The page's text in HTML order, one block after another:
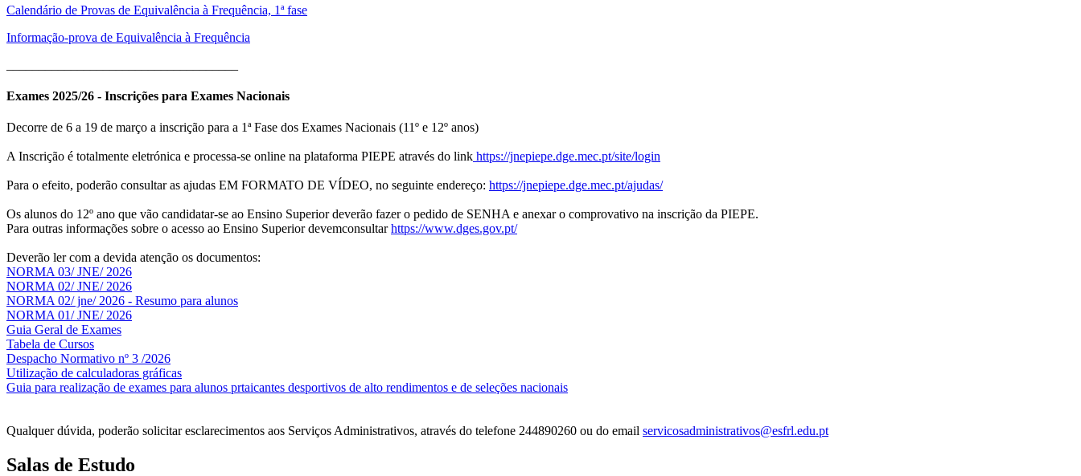
Calendário de Provas de Equivalência à Frequência, 1ª fase
Informação-prova de Equivalência à Frequência
Exames 2025/26 - Inscrições para Exames Nacionais
Decorre de 6 a 19 de março a inscrição para a 1ª Fase dos Exames Nacionais (11º e 12º anos)
A Inscrição é totalmente eletrónica e processa-se online na plataforma PIEPE através do link https://jnepiepe.dge.mec.pt/site/login
Para o efeito, poderão consultar as ajudas EM FORMATO DE VÍDEO, no seguinte endereço: https://jnepiepe.dge.mec.pt/ajudas/
Os alunos do 12º ano que vão candidatar-se ao Ensino Superior deverão fazer o pedido de SENHA e anexar o comprovativo na inscrição da PIEPE.
Para outras informações sobre o acesso ao Ensino Superior devemconsultarhttps://www.dges.gov.pt/
Deverão ler com a devida atenção os documentos:
NORMA 03/ JNE/ 2026
NORMA 02/ JNE/ 2026
NORMA 02/ jne/ 2026 - Resumo para alunos
NORMA 01/ JNE/ 2026
Guia Geral de Exames
Tabela de Cursos
Despacho Normativo nº 3 /2026
Utilização de calculadoras gráficas
Guia para realização de exames para alunos prtaicantes desportivos de alto rendimentos e de seleções nacionais
Qualquer dúvida, poderão solicitar esclarecimentos aos Serviços Administrativos, através do telefone 244890260 ou do email servicosadministrativos@esfrl.edu.pt
Salas de Estudo